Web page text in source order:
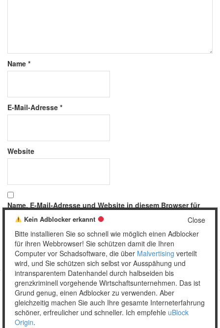
Name *
E-Mail-Adresse *
Website
Name, E-Mail-Adresse und Website in diesem Browser für
meinen nächsten Kommentar speichern.
Copyright © 2026 Unser täglich Spam.
MobileWordPress Theme by themehall.com
Close
Kein Adblocker erkannt
Bitte installieren Sie so schnell wie möglich einen Adblocker
für ihren Webbrowser! Sie schützen damit die Ihren
Computer vor Schadsoftware, die über Malvertising verteilt
wird, und Sie schützen sich selbst vor Ausspähung und
intransparentem Datenhandel durch halbseiden bis
grenzkriminell vorgehende Wirtschaftsunternehmen. Das ist
Grund genug, einen Adblocker zu verwenden. Aber
gleichzeitig machen Sie auch Ihre gesamte Interneterfahrung
schöner, erfreulicher und schneller. Ich empfehle uBlock
Origin.